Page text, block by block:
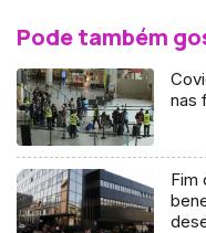
Pode também
nas
Fim